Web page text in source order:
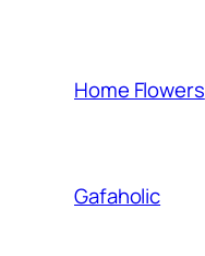
Home Flowers
Gafaholic